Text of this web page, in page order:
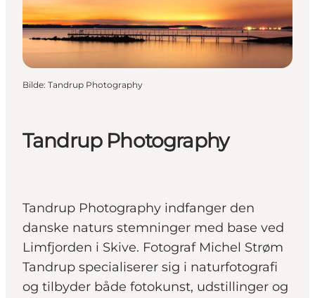
Tandrup Photography
Tandrup Photography indfanger den
danske naturs stemninger med base ved
Limfjorden i Skive. Fotograf Michel Strøm
Tandrup specialiserer sig i naturfotografi
og tilbyder både fotokunst, udstillinger og
Bilde: Tandrup Photography